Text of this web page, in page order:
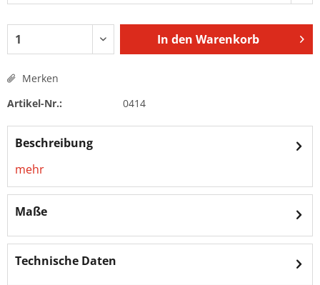
In den Warenkorb
Merken
Artikel-Nr.:
0414
Beschreibung
mehr
Maße
Technische Daten